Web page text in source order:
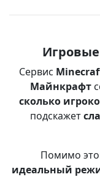
Сервис
Майнкрафт
сколько
подскажет
Помимо
идеальный